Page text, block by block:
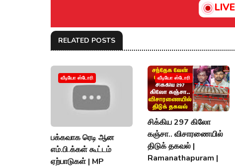
RELATED POSTS
வீடியோ ஸ்டோரி
பக்கவாக ரெடி ஆன
எம்.பி.க்கள் கூட்டம்
ஏற்பாடுகள் | MP
வீடியோ ஸ்டோரி
சிக்கிய 297 கிலோ
கஞ்சா.. விசாரணையில்
திடுக் தகவல் |
Ramanathapuram |